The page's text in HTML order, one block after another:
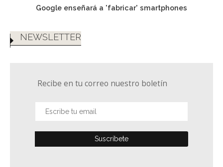
Google enseñará a 'fabricar' smartphones
NEWSLETTER
Recibe en tu correo nuestro boletín